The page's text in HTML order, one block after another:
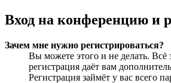
Вход на конференцию и
Зачем мне нужно регистрироваться?
Вы можете этого и не делать. Всё
регистрация даёт вам
Регистрация займёт у вас всего